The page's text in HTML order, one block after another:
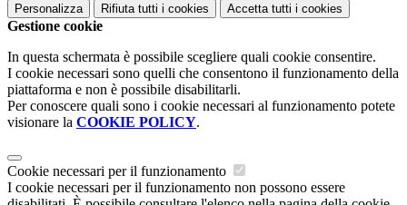
Personalizza Rifiuta tutti i cookies Accetta tutti i cookies
Gestione cookie
In questa schermata è possibile scegliere quali cookie consentire.
I cookie necessari sono quelli che consentono il funzionamento della
piattaforma e non è possibile disabilitarli.
Per conoscere quali sono i cookie necessari al funzionamento potete
visionare la COOKIE POLICY.
Cookie necessari per il funzionamento
I cookie necessari per il funzionamento non possono essere